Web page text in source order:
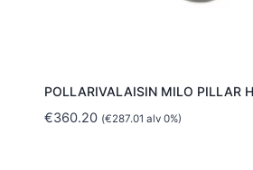
POLLARIVALAISIN MILO PILLAR
€360.20 (€287.01 alv 0%)